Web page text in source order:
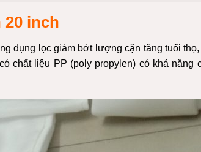
inch
dụng lọc giảm bớt lượng cặn tăng tuổi
chất liệu PP (poly propylen) có khả năng